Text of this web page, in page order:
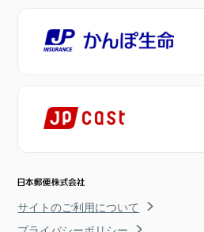
サイトのご利用について